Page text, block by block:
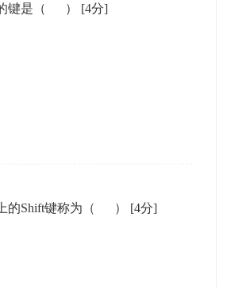
键是（ ） [4分]
的Shift键称为（ ） [4分]